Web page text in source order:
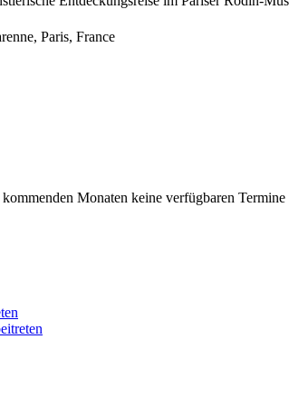
Paris, France
Monaten keine verfügbaren Termine